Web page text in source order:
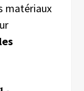
matériaux